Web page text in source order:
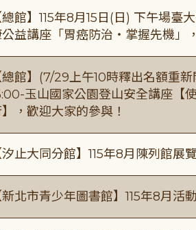
總館】115年8月15日(日) 下午場
益講座「胃癌防治・掌握先機」
總館】(7/29上午10時釋出名額重
玉山國家公園登山安全講座【
，歡迎大家的參與！
汐止大同分館】115年8月陳列館展
新北市青少年圖書館】115年8月活